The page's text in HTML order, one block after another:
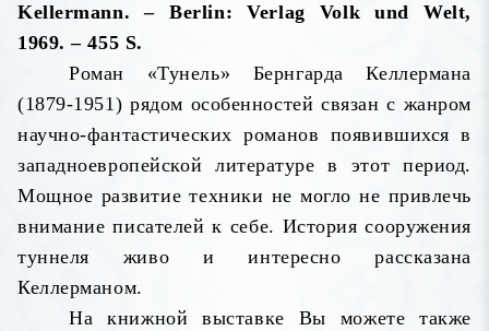
Kellermann. – Berlin: Verlag Volk und Welt,
1969. – 455 S.
Роман «Тунель» Бернгарда Келлермана
(1879-1951) рядом особенностей связан с жанром
научно-фантастических романов появившихся в
западноевропейской литературе в этот период.
Мощное развитие техники не могло не привлечь
внимание писателей к себе. История сооружения
туннеля живо и интересно рассказана
Келлерманом.
На книжной выставке Вы можете также